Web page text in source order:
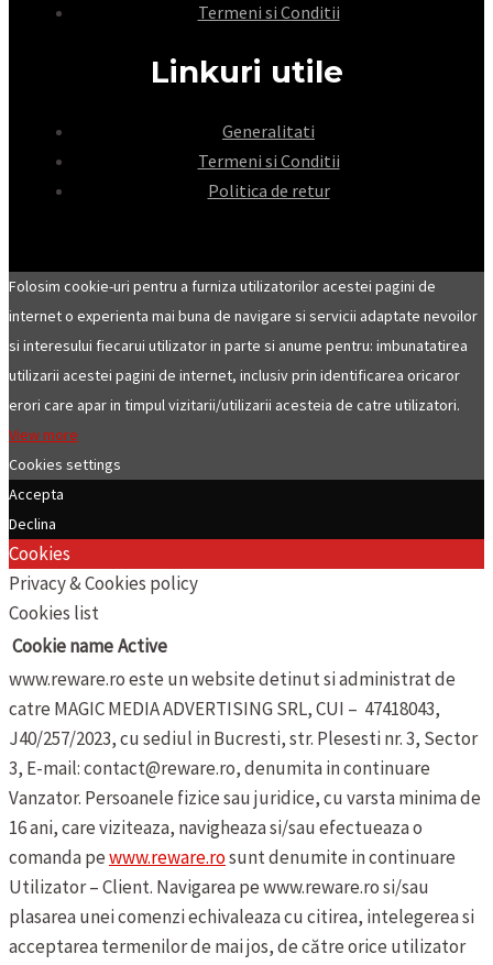
Termeni si Conditii
Linkuri utile
Generalitati
Termeni si Conditii
Politica de retur
Folosim cookie-uri pentru a furniza utilizatorilor acestei pagini de
internet o experienta mai buna de navigare si servicii adaptate nevoilor
si interesului fiecarui utilizator in parte si anume pentru: imbunatatirea
utilizarii acestei pagini de internet, inclusiv prin identificarea oricaror
erori care apar in timpul vizitarii/utilizarii acesteia de catre utilizatori.
View more
Cookies settings
Accepta
Declina
Cookies
Privacy & Cookies policy
Cookies list
Cookie nameActive
www.reware.ro este un website detinut si administrat de
catre MAGIC MEDIA ADVERTISING SRL, CUI – 47418043,
J40/257/2023, cu sediul in Bucresti, str. Plesesti nr. 3, Sector
3, E-mail: contact@reware.ro, denumita in continuare
Vanzator. Persoanele fizice sau juridice, cu varsta minima de
16 ani, care viziteaza, navigheaza si/sau efectueaza o
comanda pewww.reware.rosunt denumite in continuare
Utilizator – Client. Navigarea pe www.reware.ro si/sau
plasarea unei comenzi echivaleaza cu citirea, intelegerea si
acceptarea termenilor de mai jos, de către orice utilizator